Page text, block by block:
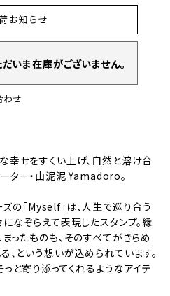
お知らせ
いま在庫がございません。
わせ
幸せをすくい上げ、自然と溶け合
ター・山泥泥 Yamadoro。
「Myself」は、人生で巡り合う
なぞらえて表現したスタンプ。縁
ったものも、そのすべてがきらめ
、という想いが込められています。
と寄り添ってくれるようなアイテ